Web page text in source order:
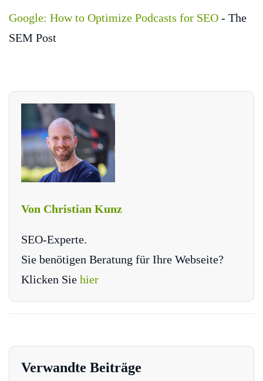
Google: How to Optimize Podcasts for SEO - The
SEM Post
Von Christian Kunz
SEO-Experte.
Sie benötigen Beratung für Ihre Webseite?
Klicken Sie hier
Verwandte Beiträge